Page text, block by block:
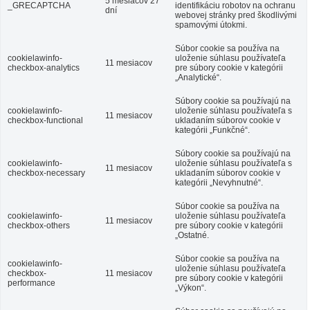
_GRECAPTCHA
dní
identifikáciu robotov na ochranu
webovej stránky pred škodlivými
spamovými útokmi.
cookielawinfo-
checkbox-analytics
11 mesiacov
Súbor cookie sa používa na
uloženie súhlasu používateľa
pre súbory cookie v kategórii
„Analytické“.
cookielawinfo-
checkbox-functional
11 mesiacov
Súbory cookie sa používajú na
uloženie súhlasu používateľa s
ukladaním súborov cookie v
kategórii „Funkčné“.
cookielawinfo-
checkbox-necessary
11 mesiacov
Súbory cookie sa používajú na
uloženie súhlasu používateľa s
ukladaním súborov cookie v
kategórii „Nevyhnutné“.
cookielawinfo-
checkbox-others
11 mesiacov
Súbor cookie sa používa na
uloženie súhlasu používateľa
pre súbory cookie v kategórii
„Ostatné.
cookielawinfo-
checkbox-
performance
11 mesiacov
Súbor cookie sa používa na
uloženie súhlasu používateľa
pre súbory cookie v kategórii
„Výkon“.